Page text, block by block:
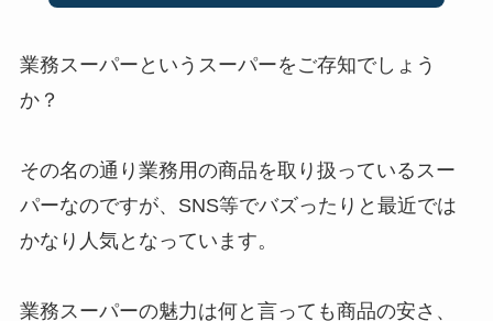
業務スーパーというスーパーをご存知でしょう
か？
その名の通り業務用の商品を取り扱っているスー
パーなのですが、SNS等でバズったりと最近では
かなり人気となっています。
業務スーパーの魅力は何と言っても商品の安さ、